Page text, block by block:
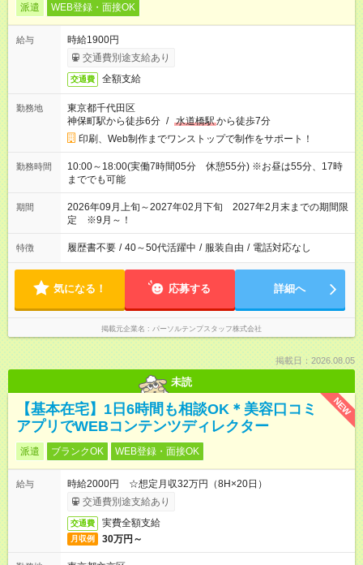
派遣 WEB登録・面接OK
給与
時給1900円
交通費別途支給あり
交通費 全額支給
勤務地
東京都千代田区
神保町駅から徒歩6分 / 水道橋駅から徒歩7分
印刷、Web制作までワンストップで制作をサポート！
勤務時間
10:00～18:00(実働7時間05分 休憩55分) ※お昼は55分、17時
まででも可能
期間
2026年09月上旬～2027年02月下旬 2027年2月末までの期間限
定 ※9月～！
特徴 履歴書不要 / 40～50代活躍中 / 服装自由 / 電話対応なし
気になる！ 応募する 詳細へ
掲載元企業名 パーソルテンプスタッフ株式会社
掲載日：2026.08.05
未読
NEW
【基本在宅】1日6時間も相談OK＊美容口コミ
アプリでWEBコンテンツディレクター
派遣 ブランクOK WEB登録・面接OK
給与
時給2000円 ☆想定月収32万円（8H×20日）
交通費別途支給あり
交通費 実費全額支給
月収例 30万円～